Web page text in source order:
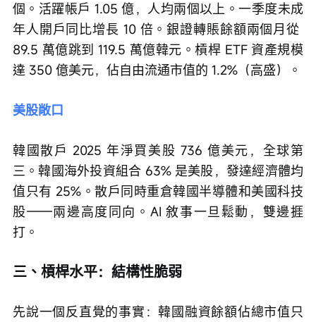
個。活躍帳戶 1.05 億，人均兩個以上。一季度未成
年人開戶同比增長 10 倍。銀證轉賬餘額兩個月從
89.5 萬億跳到 119.5 萬億韓元。槓桿 ETF 資產規模
達 350 億美元，佔自由流通市值的 1.2%（高盛）。
美股敞口
韓國散戶 2025 年淨買美股 736 億美元，全球第
三。韓國海外投資組合 63% 是美股，發達經濟體均
值只有 25%。散戶同時重倉韓國半導體和美國科技
股——兩邊高度同向。AI 敘事一旦鬆動，雙邊捱
打。
三、槓桿水平：結構性脆弱
先說一個反直覺的事實：韓國融資餘額佔總市值只